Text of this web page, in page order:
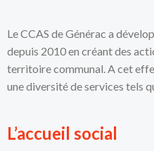
Le CCAS de Générac a
depuis 2010 en créant des
territoire communal. A cet
une diversité de services tels
L’accueil social